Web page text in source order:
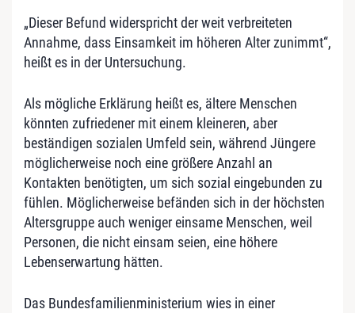
„Dieser Befund widerspricht der weit verbreiteten
Annahme, dass Einsamkeit im höheren Alter zunimmt“,
heißt es in der Untersuchung.
Als mögliche Erklärung heißt es, ältere Menschen
könnten zufriedener mit einem kleineren, aber
beständigen sozialen Umfeld sein, während Jüngere
möglicherweise noch eine größere Anzahl an
Kontakten benötigten, um sich sozial eingebunden zu
fühlen. Möglicherweise befänden sich in der höchsten
Altersgruppe auch weniger einsame Menschen, weil
Personen, die nicht einsam seien, eine höhere
Lebenserwartung hätten.
Das Bundesfamilienministerium wies in einer